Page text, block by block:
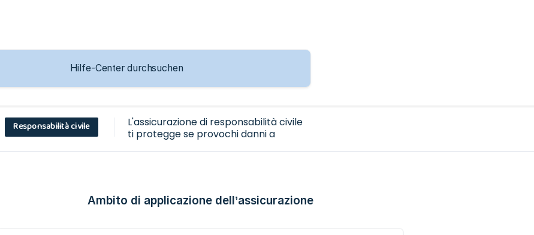
Responsabilità civile
L'assicurazione di responsabilità civile
ti protegge se provochi danni a
Ambito di applicazione dell’assicurazione